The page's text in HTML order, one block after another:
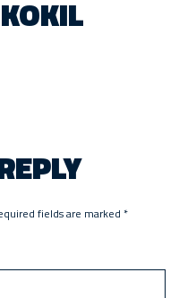
fields are marked *